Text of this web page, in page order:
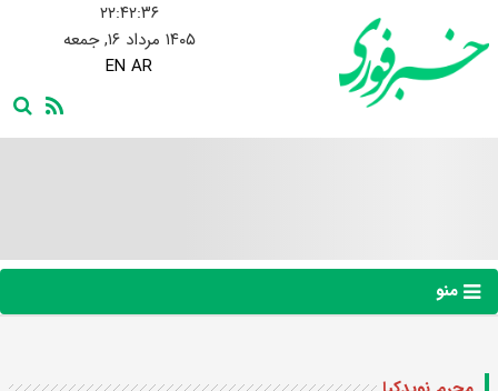
۲۲:۴۲:۳۷
۱۴۰۵ مرداد ۱۶, جمعه
EN AR
منو